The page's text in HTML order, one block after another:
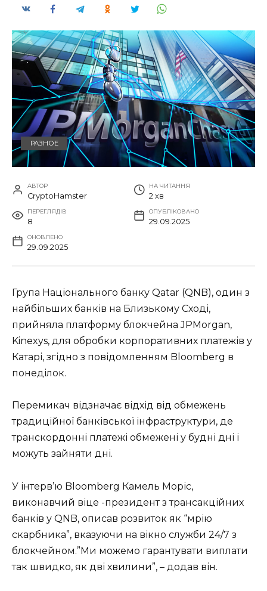
РАЗНОЕ
АВТОР
CryptoHamster
НА ЧИТАННЯ
2 хв
ПЕРЕГЛЯДІВ
8
ОПУБЛІКОВАНО
29.09.2025
ОНОВЛЕНО
29.09.2025
Група Національного банку Qatar (QNB), один з
найбільших банків на Близькому Сході,
прийняла платформу блокчейна JPMorgan,
Kinexys, для обробки корпоративних платежів у
Катарі, згідно з повідомленням Bloomberg в
понеділок.
Перемикач відзначає відхід від обмежень
традиційної банківської інфраструктури, де
транскордонні платежі обмежені у будні дні і
можуть зайняти дні.
У інтерв’ю Bloomberg Камель Моріс,
виконавчий віце -президент з трансакційних
банків у QNB, описав розвиток як “мрію
скарбника”, вказуючи на вікно служби 24/7 з
блокчейном.”Ми можемо гарантувати виплати
так швидко, як дві хвилини”, – додав він.